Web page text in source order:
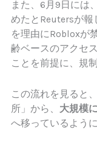
また、6月9日には
めたとReutersが報
を理由にRobloxが
齢ベースのアクセ
ことを前提に、規
この流れを見ると
所」から、 大規模
へ移っているよう